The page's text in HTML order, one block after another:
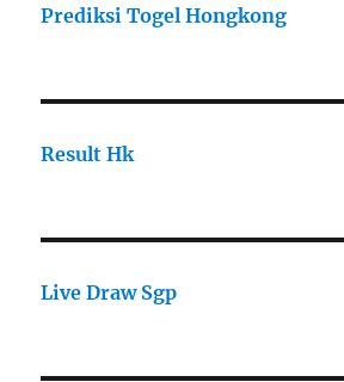
Prediksi Togel Hongkong
Result Hk
Live Draw Sgp